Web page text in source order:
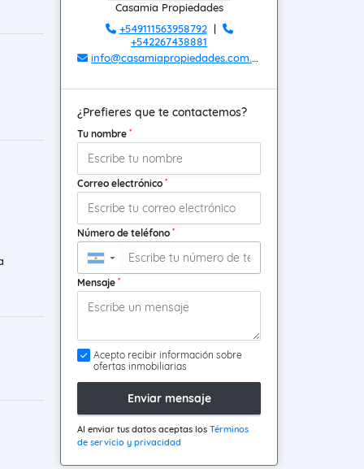
Casamia Propiedades
+549111563958792|
+542267438881
info@casamiapropiedades.com.ar
¿Prefieres que te contactemos?
Tu nombre *
Correo electrónico *
Número de teléfono *
▼
Mensaje *
Acepto recibir información sobre
ofertas inmobiliarias
Enviar mensaje
Al enviar tus datos aceptas los Términos
de servicio y privacidad